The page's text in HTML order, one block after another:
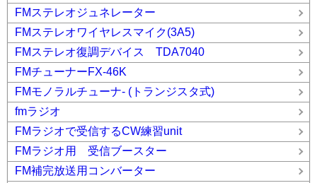
FMステレオジュネレーター
FMステレオワイヤレスマイク(3A5)
FMステレオ復調デバイス TDA7040
FMチューナーFX-46K
FMモノラルチューナ- (トランジスタ式)
fmラジオ
FMラジオで受信するCW練習unit
FMラジオ用 受信ブースター
FM補完放送用コンバーター